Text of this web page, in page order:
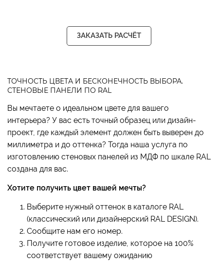
ЗАКАЗАТЬ РАСЧЁТ
ТОЧНОСТЬ ЦВЕТА И БЕСКОНЕЧНОСТЬ ВЫБОРА.
СТЕНОВЫЕ ПАНЕЛИ ПО RAL
Вы мечтаете о идеальном цвете для вашего
интерьера? У вас есть точный образец или дизайн-
проект, где каждый элемент должен быть выверен до
миллиметра и до оттенка? Тогда наша услуга по
изготовлению стеновых панелей из МДФ по шкале RAL
создана для вас.
Хотите получить цвет вашей мечты?
Выберите нужный оттенок в каталоге RAL
(классический или дизайнерский RAL DESIGN).
Сообщите нам его номер.
Получите готовое изделие, которое на 100%
соответствует вашему ожиданию